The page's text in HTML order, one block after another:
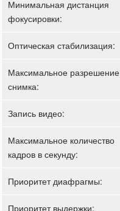
Минимальная дистанция
фокусировки:
Оптическая стабилизация:
Максимальное разрешение
снимка:
Запись видео:
Максимальное количество
кадров в секунду:
Приоритет диафрагмы:
Приоритет выдержки: